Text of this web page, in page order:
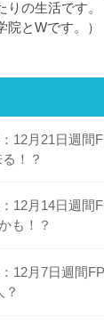
りの生活です
とWです。）
：12月21日週間
！？
：12月14日週間
も！？
：12月7日週間
？